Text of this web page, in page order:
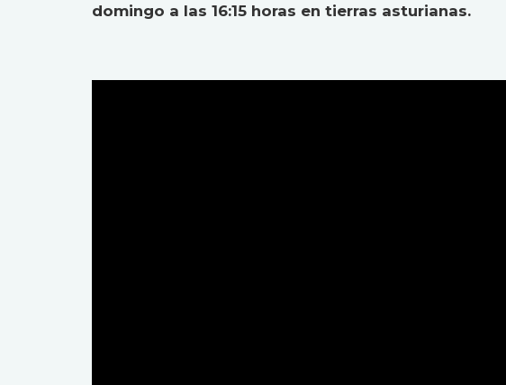
domingo a las 16:15 horas en tierras asturianas.